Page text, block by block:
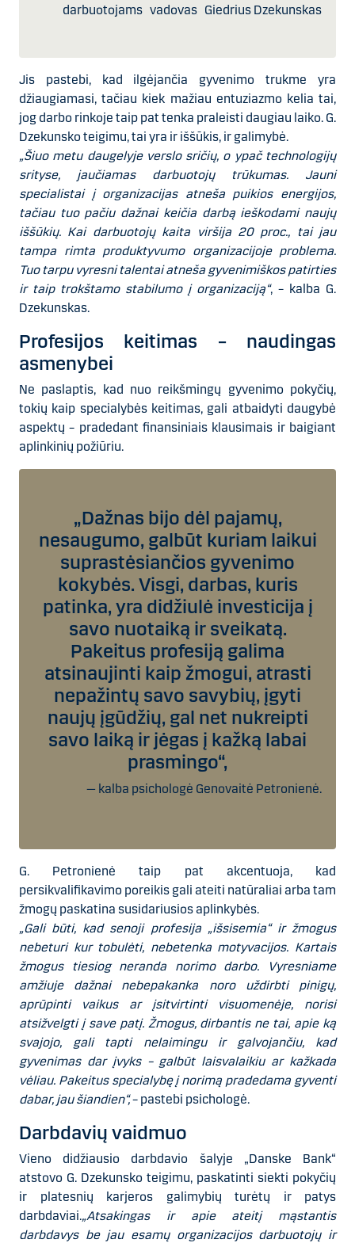
darbuotojams vadovas Giedrius Dzekunskas
Jis pastebi, kad ilgėjančia gyvenimo trukme yra
džiaugiamasi, tačiau kiek mažiau entuziazmo kelia tai,
jog darbo rinkoje taip pat tenka praleisti daugiau laiko. G.
Dzekunsko teigimu, tai yra ir iššūkis, ir galimybė.
„Šiuo metu daugelyje verslo sričių, o ypač technologijų
srityse, jaučiamas darbuotojų trūkumas. Jauni
specialistai į organizacijas atneša puikios energijos,
tačiau tuo pačiu dažnai keičia darbą ieškodami naujų
iššūkių. Kai darbuotojų kaita viršija 20 proc., tai jau
tampa rimta produktyvumo organizacijoje problema.
Tuo tarpu vyresni talentai atneša gyvenimiškos patirties
ir taip trokštamo stabilumo į organizaciją“, – kalba G.
Dzekunskas.
Profesijos keitimas – naudingas
asmenybei
Ne paslaptis, kad nuo reikšmingų gyvenimo pokyčių,
tokių kaip specialybės keitimas, gali atbaidyti daugybė
aspektų – pradedant finansiniais klausimais ir baigiant
aplinkinių požiūriu.
„Dažnas bijo dėl pajamų,
nesaugumo, galbūt kuriam laikui
suprastėsiančios gyvenimo
kokybės. Visgi, darbas, kuris
patinka, yra didžiulė investicija į
savo nuotaiką ir sveikatą.
Pakeitus profesiją galima
atsinaujinti kaip žmogui, atrasti
nepažintų savo savybių, įgyti
naujų įgūdžių, gal net nukreipti
savo laiką ir jėgas į kažką labai
prasmingo“,
— kalba psichologė Genovaitė Petronienė.
G. Petronienė taip pat akcentuoja, kad
persikvalifikavimo poreikis gali ateiti natūraliai arba tam
žmogų paskatina susidariusios aplinkybės.
„Gali būti, kad senoji profesija „išsisemia“ ir žmogus
nebeturi kur tobulėti, nebetenka motyvacijos. Kartais
žmogus tiesiog neranda norimo darbo. Vyresniame
amžiuje dažnai nebepakanka noro uždirbti pinigų,
aprūpinti vaikus ar įsitvirtinti visuomenėje, norisi
atsižvelgti į save patį. Žmogus, dirbantis ne tai, apie ką
svajojo, gali tapti nelaimingu ir galvojančiu, kad
gyvenimas dar įvyks – galbūt laisvalaikiu ar kažkada
vėliau. Pakeitus specialybę į norimą pradedama gyventi
dabar, jau šiandien“,– pastebi psichologė.
Darbdavių vaidmuo
Vieno didžiausio darbdavio šalyje „Danske Bank“
atstovo G. Dzekunsko teigimu, paskatinti siekti pokyčių
ir platesnių karjeros galimybių turėtų ir patys
darbdaviai.„Atsakingas ir apie ateitį mąstantis
darbdavys be jau esamų organizacijos darbuotojų ir